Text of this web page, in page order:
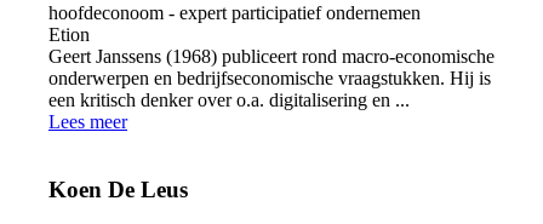
hoofdeconoom - expert participatief ondernemen
Etion
Geert Janssens (1968) publiceert rond macro-economische
onderwerpen en bedrijfseconomische vraagstukken. Hij is
een kritisch denker over o.a. digitalisering en ...
Lees meer
Koen De Leus